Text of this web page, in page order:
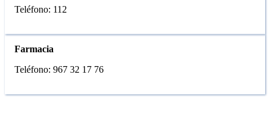
Teléfono: 112
Farmacia
Teléfono: 967 32 17 76